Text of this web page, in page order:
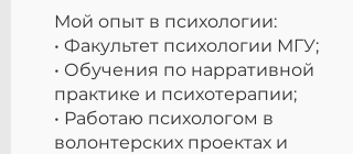
Мой опыт в психологии:
• Факультет психологии МГУ;
• Обучения по нарративной
практике и психотерапии;
• Работаю психологом в
волонтерских проектах и